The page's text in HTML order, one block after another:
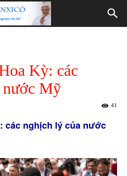
Kỳ: các
Mỹ
41
các nghịch lý của nước